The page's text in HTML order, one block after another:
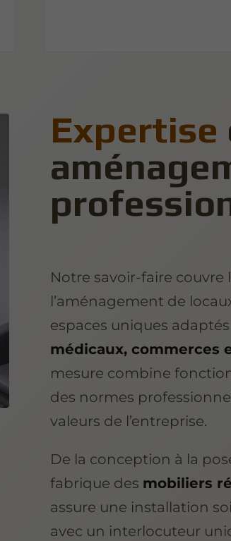
Expertise
Notre savoir-faire couvre
l’aménagement de
espaces uniques
médicaux, commerces
mesure combine
des normes
valeurs de l’entreprise.
De la conception à la
fabrique des mobiliers
assure une installation
avec un interlocuteur